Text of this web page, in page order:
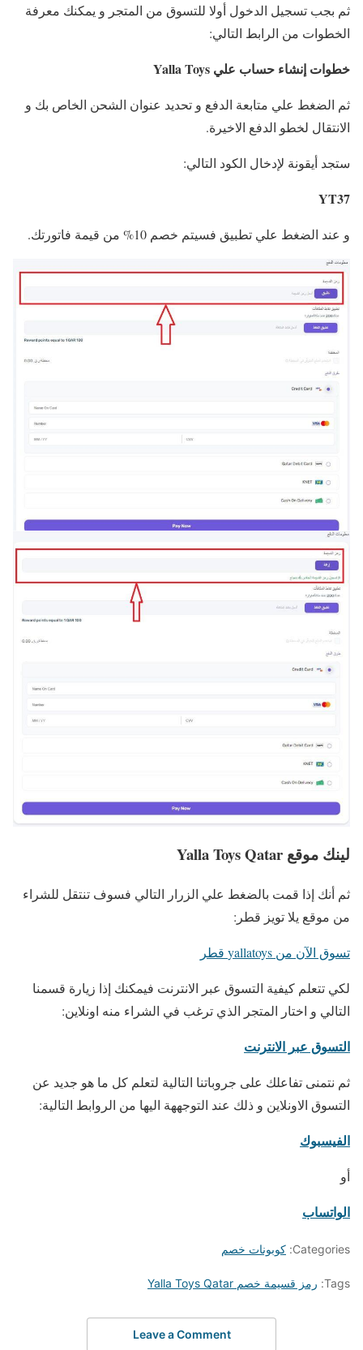
ثم بجب تسجيل الدخول أولا للتسوق من المتجر و يمكنك معرفة
الخطوات من الرابط التالي:
خطوات إنشاء حساب علي Yalla Toys
ثم الضغط علي متابعة الدفع و تحديد عنوان الشحن الخاص بك و
الانتقال لخطو الدفع الاخيرة.
ستجد أيقونة لإدخال الكود التالي:
YT37
و عند الضغط علي تطبيق فسيتم خصم 10% من قيمة فاتورتك.
لينك موقع Yalla Toys Qatar
ثم أنك إذا قمت بالضغط علي الزرار التالي فسوف تنتقل للشراء
من موقع يلا تويز قطر:
تسوق الآن من yallatoys قطر
لكي تتعلم كيفية التسوق عبر الانترنت فيمكنك إذا زيارة قسمنا
التالي و اختار المتجر الذي ترغب في الشراء منه اونلاين:
التسوق عبر الانترنت
ثم نتمنى تفاعلك على جروباتنا التالية لتعلم كل ما هو جديد عن
التسوق الاونلاين و ذلك عند التوجههة اليها من الروابط التالية:
الفيسبوك
أو
الواتساب
Categories: كوبونات خصم
Tags: رمز قسيمة خصم Yalla Toys Qatar
Leave a Comment